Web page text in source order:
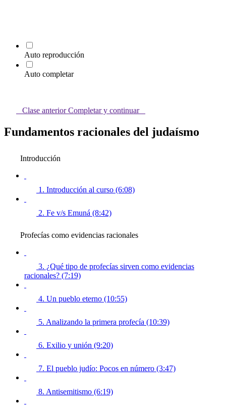
Auto reproducción
Auto completar
Clase anterior Completar y continuar
Fundamentos racionales del judaísmo
Introducción
1. Introducción al curso (6:08)
2. Fe v/s Emuná (8:42)
Profecías como evidencias racionales
3. ¿Qué tipo de profecías sirven como evidencias
racionales? (7:19)
4. Un pueblo eterno (10:55)
5. Analizando la primera profecía (10:39)
6. Exilio y unión (9:20)
7. El pueblo judío: Pocos en número (3:47)
8. Antisemitismo (6:19)